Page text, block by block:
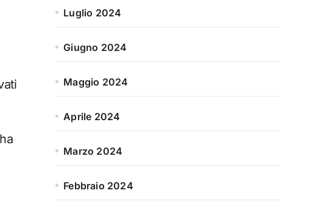
Luglio 2024
Giugno 2024
Maggio 2024
Aprile 2024
Marzo 2024
Febbraio 2024